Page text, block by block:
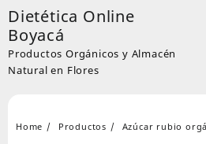
Skip
to
content
Dietética Online
Boyacá
Productos Orgánicos y Almacén
Natural en Flores
Home Productos Azúcar rubio